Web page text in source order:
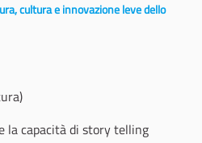
cultura e innovazione leve dello
la capacità di story telling